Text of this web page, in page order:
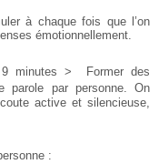
à chaque fois que l’on
émotionnellement.
9 minutes > Former des
par personne. On
active et silencieuse,
: